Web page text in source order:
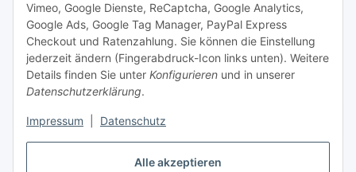
Alle akzeptieren
Vimeo, Google Dienste, ReCaptcha, Google Analytics,
Google Ads, Google Tag Manager, PayPal Express
Checkout und Ratenzahlung. Sie können die Einstellung
jederzeit ändern (Fingerabdruck-Icon links unten). Weitere
Details finden Sie unter Konfigurieren und in unserer
Datenschutzerklärung.
Impressum Datenschutz
Unsere Dienstleistungen
Lampenreparatur
Lichtservice für Senioren
Vertrag widerrufen